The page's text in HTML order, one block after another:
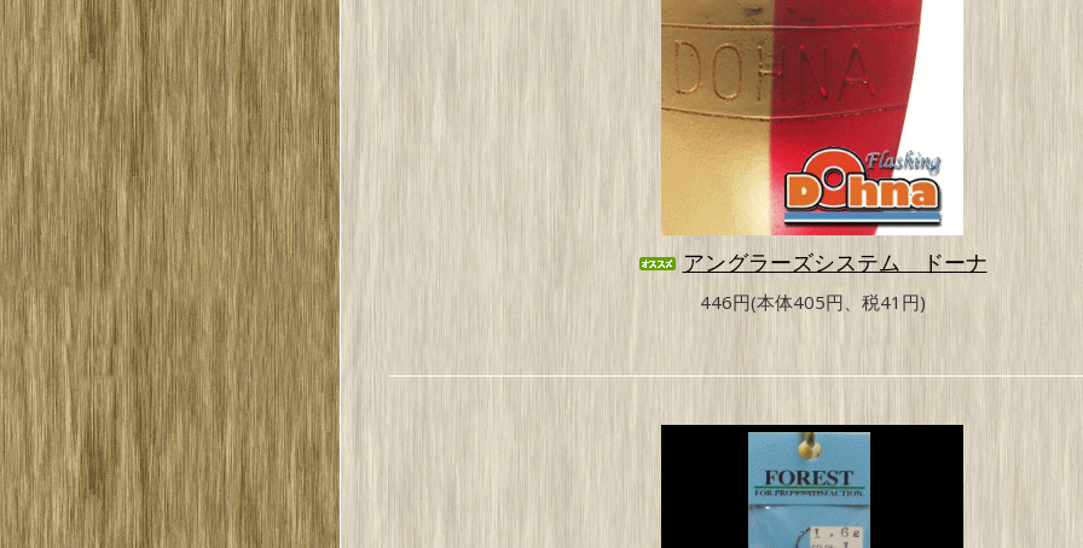
アングラーズシステム ドーナ
446円(本体405円、税41円)